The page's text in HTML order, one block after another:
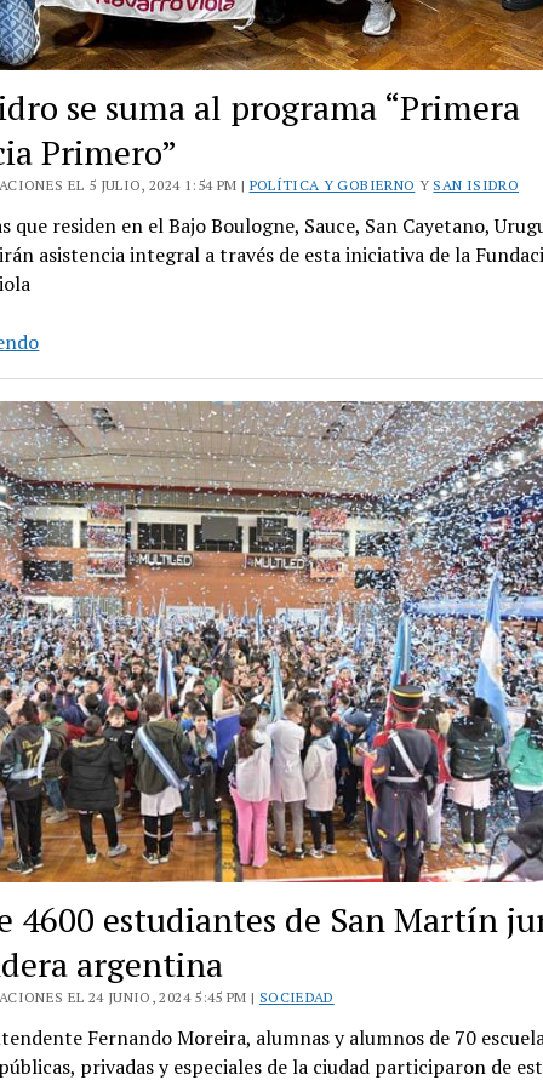
se suma al programa “Primera
Primero”
EL 5 JULIO, 2024 1:54 PM | POLÍTICA Y GOBIERNO Y SAN ISIDRO
que residen en el Bajo Boulogne, Sauce, San Cayetano,
asistencia integral a través de esta iniciativa de la
San
se
suma
al
programa
“Primera
Infancia
Primero”
4600 estudiantes de San Martín
argentina
EL 24 JUNIO, 2024 5:45 PM | SOCIEDAD
Fernando Moreira, alumnas y alumnos de 70
privadas y especiales de la ciudad participaron de